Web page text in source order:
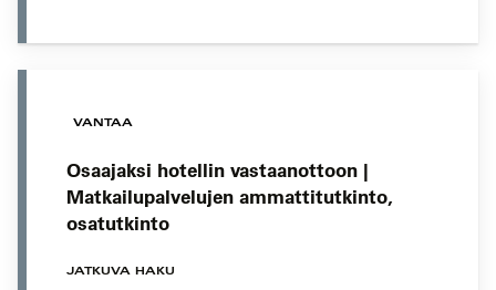
VANTAA
Osaajaksi hotellin vastaanottoon |
Matkailupalvelujen ammattitutkinto,
osatutkinto
JATKUVA HAKU